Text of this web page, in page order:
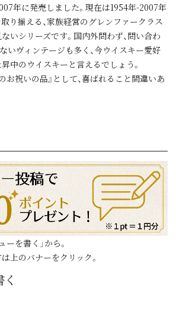
年に発売しました。現在は1954年-2007年
り揃える、家族経営のグレンファークラス
いシリーズです。国内外問わず、問い合わ
いヴィンテージも多く、今ウイスキー愛好
中のウイスキーと言えるでしょう。
お祝いの品』として、喜ばれること間違いあ
ーを書く」から。
上のバナーをクリック。